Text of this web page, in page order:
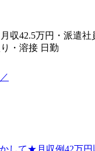
収42.5万円・派遣
・溶接 日勤